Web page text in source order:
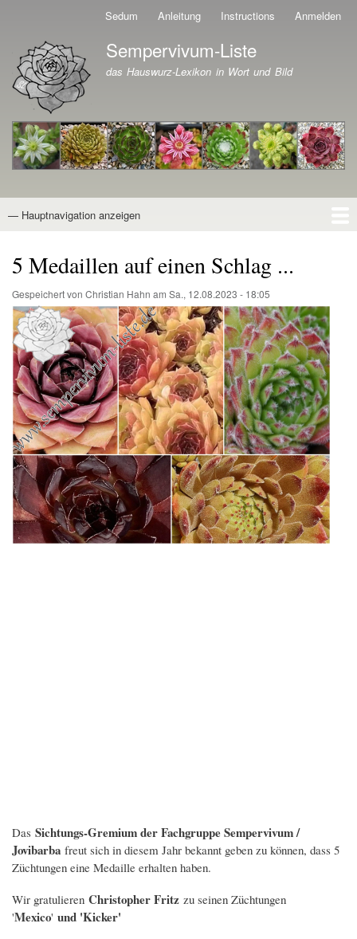
Direkt
zum
Inhalt
Sedum Anleitung Instructions Anmelden
Branding der Website
Sempervivum-Liste
das Hauswurz-Lexikon in Wort und Bild
Hauptnavigation
— Hauptnavigation anzeigen
5 Medaillen auf einen Schlag ...
Gespeichert von Christian Hahn am Sa., 12.08.2023 - 18:05
Das Sichtungs-Gremium der Fachgruppe Sempervivum /
Jovibarba freut sich in diesem Jahr bekannt geben zu können, dass 5
Züchtungen eine Medaille erhalten haben.
Wir gratulieren Christopher Fritz zu seinen Züchtungen
'Mexico' und 'Kicker'